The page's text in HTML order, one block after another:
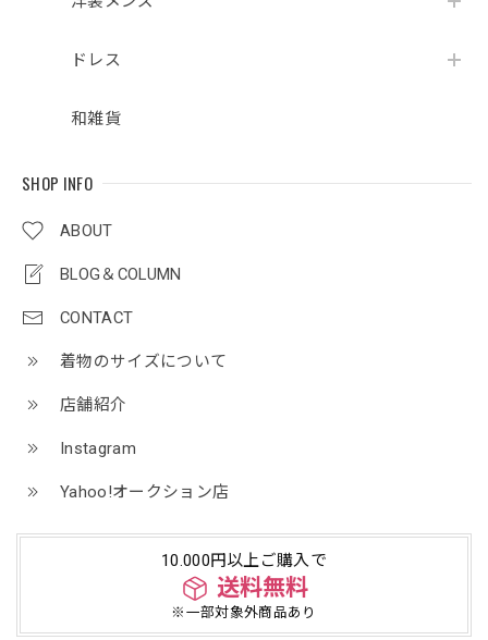
ドレス
和雑貨
SHOP INFO
ABOUT
BLOG＆COLUMN
CONTACT
着物のサイズについて
店舗紹介
Instagram
Yahoo!オークション店
10.000円以上ご購入で
送料無料
※一部対象外商品あり